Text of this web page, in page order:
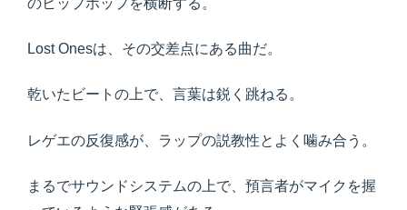
のヒップホップを横断する。
Lost Onesは、その交差点にある曲だ。
乾いたビートの上で、言葉は鋭く跳ねる。
レゲエの反復感が、ラップの説教性とよく噛み合う。
まるでサウンドシステムの上で、預言者がマイクを握